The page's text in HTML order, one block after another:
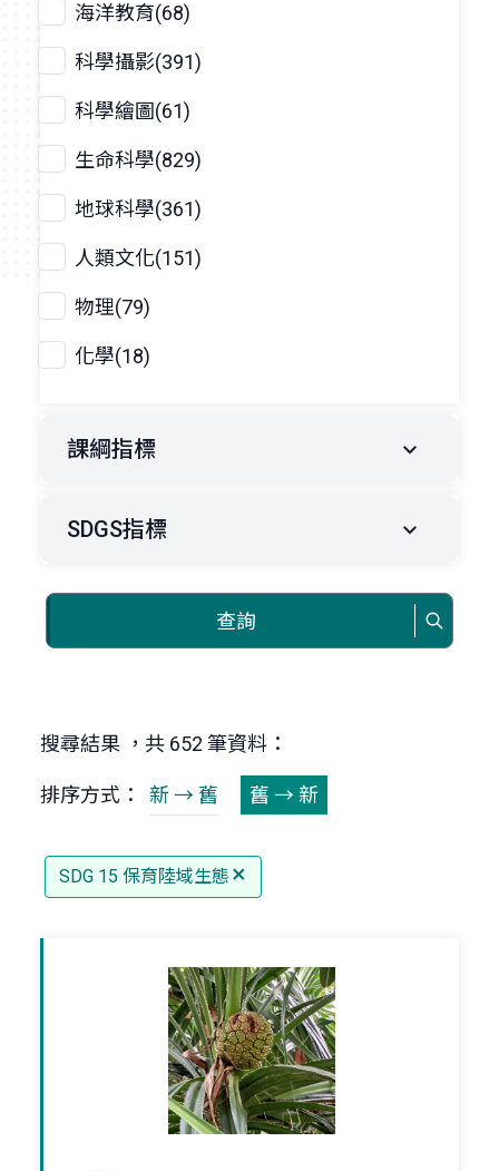
海洋教育(68)
科學攝影(391)
科學繪圖(61)
生命科學(829)
地球科學(361)
人類文化(151)
物理(79)
化學(18)
課綱指標
SDGS指標
查詢
搜尋結果 ，共 652 筆資料：
排序方式： 新 → 舊 舊 → 新
SDG 15 保育陸域生態